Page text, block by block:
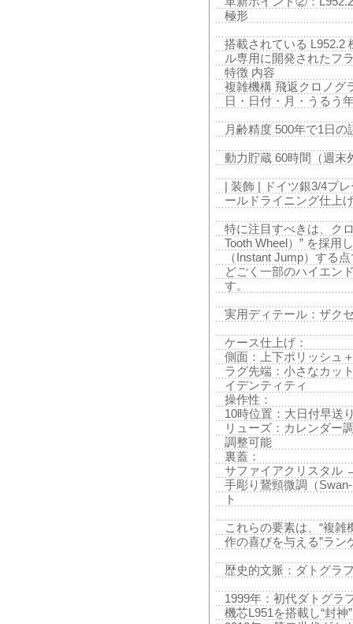
極形
搭載されている L952.2
ル専用に開発されたフ
特徴 内容
複雑機構 飛返クロノグ
日・日付・月・うるう
月齢精度 500年で1日
動力貯蔵 60時間（週末
| 装飾 | ドイツ銀3/4プ
ールドライニング仕上
特に注目すべきは、ク
Tooth Wheel）” を採用
（Instant Jump）する
どごく一部のハイエン
す。
実用ディテール：ザク
ケース仕上げ：
側面：上下ポリッシュ
ラグ先端：小さなカッ
イデンティティ
操作性：
10時位置：大日付早送
リューズ：カレンダー
調整可能
裏蓋：
サファイアクリスタル
手彫り鵞頸微調（
ト
これらの要素は、“複
作の喜びを与える”ラ
歴史的文脈：ダトグラ
1999年：初代ダトグ
機芯L951を搭載し“封神”